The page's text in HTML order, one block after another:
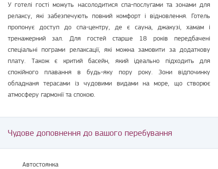
У готелі гості можуть насолодитися спа-послугами та зонами для
релаксу, які забезпечують повний комфорт і відновлення. Готель
пропонує доступ до спа-центру, де є сауна, джакузі, хамам і
тренажерний зал. Для гостей старше 18 років передбачені
спеціальні пограми релаксації, які можна замовити за додаткову
плату. Також є критий басейн, який ідеально підходить для
спокійного плавання в будь-яку пору року. Зони відпочинку
обладнаня терасами із чудовими видами на море, що створює
атмосферу гармонії та спокою.
Чудове доповнення до вашого перебування
Автостоянка